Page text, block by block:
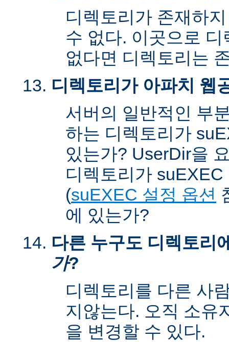
디렉토리가 존재하
수 없다. 이곳으로
없다면 디렉토리는
디렉토리가 아파치 웹
서버의 일반적인 부
하는 디렉토리가
있는가? UserDir을
디렉토리가
(suEXEC 설정 옵션
에 있는가?
다른 누구도 디렉토리
가?
디렉토리를 다른 사
지않는다. 오직 소유
을 변경할 수 있다.